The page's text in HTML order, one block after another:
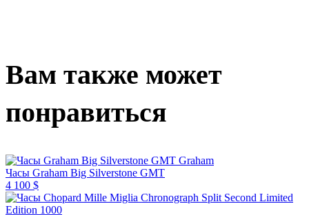
Вам также может
понравиться
Graham
Часы Graham Big Silverstone GMT
4 100 $